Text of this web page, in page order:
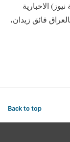
الاخبارية
فائق زيدان،
Back to top